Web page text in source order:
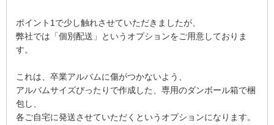
ポイント1で少し触れさせていただきましたが、
弊社では「個別配送」というオプションをご用意しておりま
す。
これは、卒業アルバムに傷がつかないよう、
アルバムサイズぴったりで作成した、専用のダンボール箱で梱
包し、
各ご自宅に発送させていただくというオプションになります。